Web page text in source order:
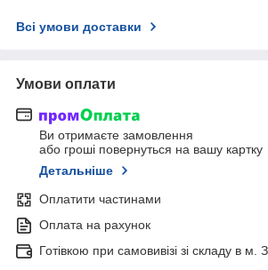
Всі умови доставки
Умови оплати
Ви отримаєте замовлення
або гроші повернуться на вашу картку
Детальніше
Оплатити частинами
Оплата на рахунок
Готівкою при самовивізі зі складу в м.